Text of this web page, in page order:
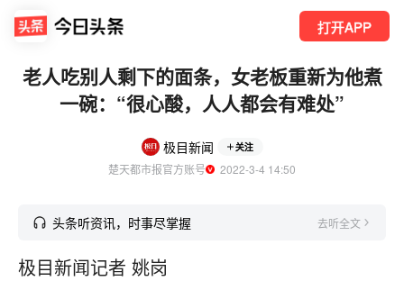
打开APP
老人吃别人剩下的面条，女老板重新为他煮
一碗：“很心酸，人人都会有难处”
极目新闻 关注
楚天都市报官方账号
  2022-3-4 14:50
头条听资讯，时事尽掌握 去听全文
极目新闻记者 姚岗